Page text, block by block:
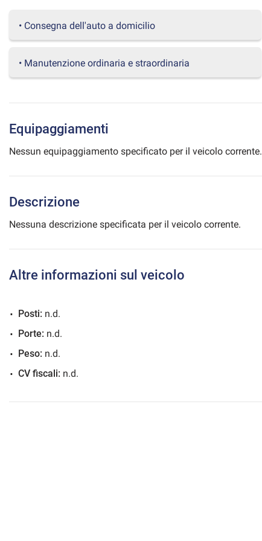
• Consegna dell'auto a domicilio
• Manutenzione ordinaria e straordinaria
Equipaggiamenti
Nessun equipaggiamento specificato per il veicolo corrente.
Descrizione
Nessuna descrizione specificata per il veicolo corrente.
Altre informazioni sul veicolo
Posti: n.d.
Porte: n.d.
Peso: n.d.
CV fiscali: n.d.
strumenti
si
rivedere
modificare
in
momento.
Cookie necessari
Cookie delle preferenze